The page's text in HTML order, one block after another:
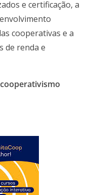
e certificação, a
cooperativas e a
de renda e